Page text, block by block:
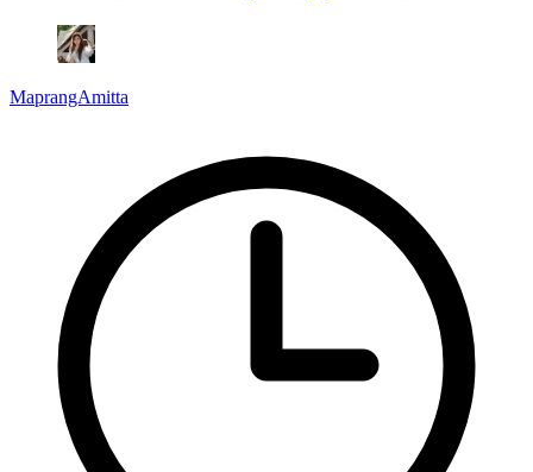
MaprangAmitta